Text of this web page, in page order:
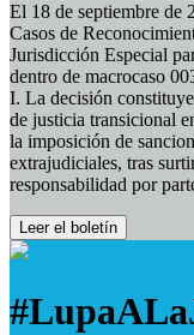
El 18 de septiembre de
Casos de
Jurisdicción Especial
dentro de macrocaso
I. La decisión
de justicia transicional
la imposición de
extrajudiciales, tras
responsabilidad por
Leer el boletín